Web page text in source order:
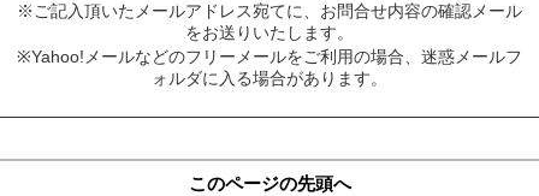
※ご記入頂いたメールアドレス宛てに、お問合せ内容の確認メール
をお送りいたします。
※Yahoo!メールなどのフリーメールをご利用の場合、迷惑メールフ
ォルダに入る場合があります。
このページの先頭へ